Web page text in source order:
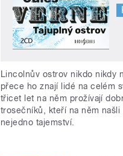
Lincolnův ostrov nikdo nikdy
přece ho znají lidé na celém
třicet let na něm prožívají
trosečníků, kteří na něm
nejedno tajemství.